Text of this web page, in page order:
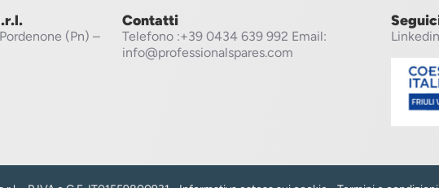
(Pn) –
Contatti
Telefono :+39 0434 639 992 Email:
info@professionalspares.com
Linkedin